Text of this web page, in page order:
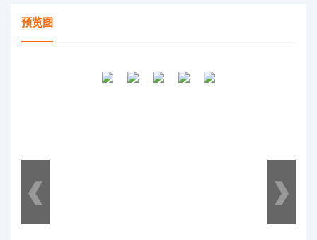
预览图